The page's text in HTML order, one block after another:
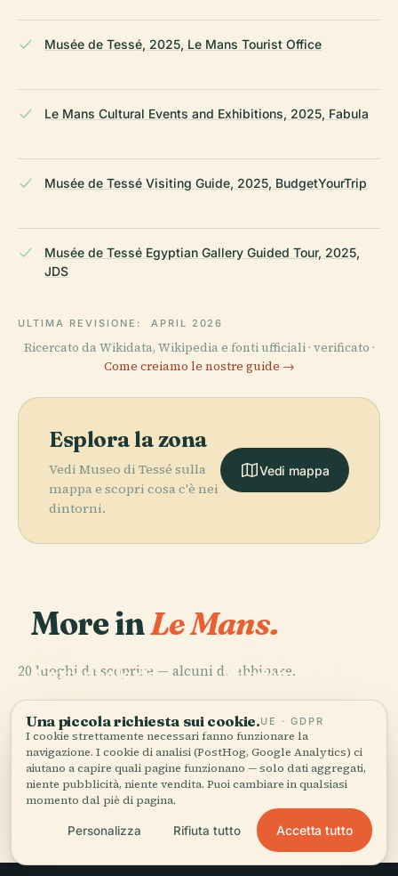
Musée de Tessé, 2025, Le Mans Tourist Office
Le Mans Cultural Events and Exhibitions, 2025, Fabula
Musée de Tessé Visiting Guide, 2025, BudgetYourTrip
Musée de Tessé Egyptian Gallery Guided Tour, 2025,
JDS
ULTIMA REVISIONE: APRIL 2026
Ricercato da Wikidata, Wikipedia e fonti ufficiali · verificato ·
Come creiamo le nostre guide →
Esplora la zona
Vedi Museo di Tessé sulla
mappa e scopri cosa c'è nei
dintorni.
Vedi mappa
More inLe Mans.
20 luoghi da scoprire — alcuni da abbinare.
Cattedrale di
PLACE
Municipale di le
PLACE
la Couture
PLACE
Plantagenêt
Tutti i 20 luoghi di Le Mans
Una piccola richiesta sui cookie.UE · GDPR
I cookie strettamente necessari fanno funzionare la
navigazione. I cookie di analisi (PostHog, Google Analytics) ci
aiutano a capire quali pagine funzionano — solo dati aggregati,
niente pubblicità, niente vendita. Puoi cambiare in qualsiasi
momento dal piè di pagina.
Personalizza Rifiuta tutto Accetta tutto